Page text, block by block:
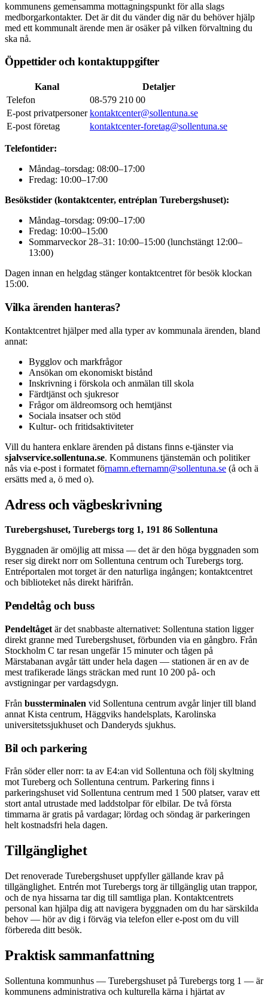
kommunens gemensamma mottagningspunkt för alla slags
medborgarkontakter. Det är dit du vänder dig när du behöver hjälp
med ett kommunalt ärende men är osäker på vilken förvaltning du
ska nå.
Öppettider och kontaktuppgifter
Kanal
Detaljer
Telefon
08-579 210 00
E-post privatpersoner kontaktcenter@sollentuna.se
E-post företag
kontaktcenter-foretag@sollentuna.se
Telefontider:
Måndag–torsdag: 08:00–17:00
Fredag: 10:00–17:00
Besökstider (kontaktcenter, entréplan Turebergshuset):
Måndag–torsdag: 09:00–17:00
Fredag: 10:00–15:00
Sommarveckor 28–31: 10:00–15:00 (lunchstängt 12:00–
13:00)
Dagen innan en helgdag stänger kontaktcentret för besök klockan
15:00.
Vilka ärenden hanteras?
Kontaktcentret hjälper med alla typer av kommunala ärenden, bland
annat:
Bygglov och markfrågor
Ansökan om ekonomiskt bistånd
Inskrivning i förskola och anmälan till skola
Färdtjänst och sjukresor
Frågor om äldreomsorg och hemtjänst
Sociala insatser och stöd
Kultur- och fritidsaktiviteter
Vill du hantera enklare ärenden på distans finns e-tjänster via
sjalvservice.sollentuna.se. Kommunens tjänstemän och politiker
nås via e-post i formatet förnamn.efternamn@sollentuna.se (å och ä
ersätts med a, ö med o).
Adress och vägbeskrivning
Turebergshuset, Turebergs torg 1, 191 86 Sollentuna
Byggnaden är omöjlig att missa — det är den höga byggnaden som
reser sig direkt norr om Sollentuna centrum och Turebergs torg.
Entréportalen mot torget är den naturliga ingången; kontaktcentret
och biblioteket nås direkt härifrån.
Pendeltåg och buss
Pendeltåget är det snabbaste alternativet: Sollentuna station ligger
direkt granne med Turebergshuset, förbunden via en gångbro. Från
Stockholm C tar resan ungefär 15 minuter och tågen på
Märstabanan avgår tätt under hela dagen — stationen är en av de
mest trafikerade längs sträckan med runt 10 200 på- och
avstigningar per vardagsdygn.
Från bussterminalen vid Sollentuna centrum avgår linjer till bland
annat Kista centrum, Häggviks handelsplats, Karolinska
universitetssjukhuset och Danderyds sjukhus.
Bil och parkering
Från söder eller norr: ta av E4:an vid Sollentuna och följ skyltning
mot Tureberg och Sollentuna centrum. Parkering finns i
parkeringshuset vid Sollentuna centrum med 1 500 platser, varav ett
stort antal utrustade med laddstolpar för elbilar. De två första
timmarna är gratis på vardagar; lördag och söndag är parkeringen
helt kostnadsfri hela dagen.
Tillgänglighet
Det renoverade Turebergshuset uppfyller gällande krav på
tillgänglighet. Entrén mot Turebergs torg är tillgänglig utan trappor,
och de nya hissarna tar dig till samtliga plan. Kontaktcentrets
personal kan hjälpa dig att navigera byggnaden om du har särskilda
behov — hör av dig i förväg via telefon eller e-post om du vill
förbereda ditt besök.
Praktisk sammanfattning
Sollentuna kommunhus — Turebergshuset på Turebergs torg 1 — är
kommunens administrativa och kulturella kärna i hjärtat av